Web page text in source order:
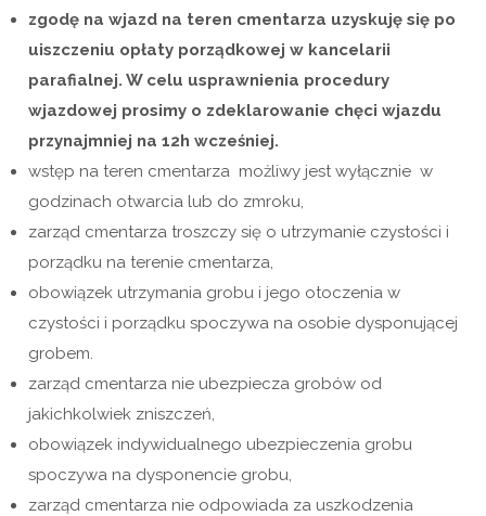
zgodę na wjazd na teren cmentarza uzyskuję się po
uiszczeniu opłaty porządkowej w kancelarii
parafialnej. W celu usprawnienia procedury
wjazdowej prosimy o zdeklarowanie chęci wjazdu
przynajmniej na 12h wcześniej.
wstęp na teren cmentarza możliwy jest wyłącznie w
godzinach otwarcia lub do zmroku,
zarząd cmentarza troszczy się o utrzymanie czystości i
porządku na terenie cmentarza,
obowiązek utrzymania grobu i jego otoczenia w
czystości i porządku spoczywa na osobie dysponującej
grobem.
zarząd cmentarza nie ubezpiecza grobów od
jakichkolwiek zniszczeń,
obowiązek indywidualnego ubezpieczenia grobu
spoczywa na dysponencie grobu,
zarząd cmentarza nie odpowiada za uszkodzenia